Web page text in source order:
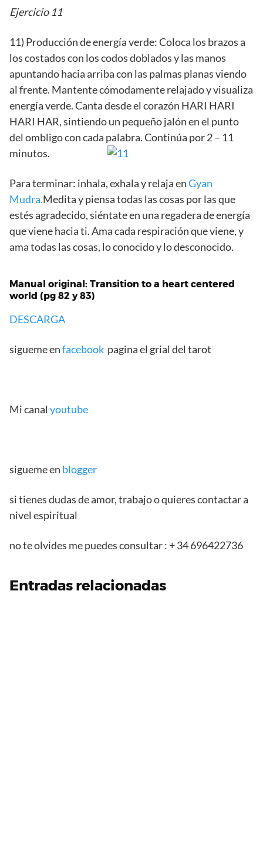
Ejercicio 11
11) Producción de energía verde: Coloca los brazos a
los costados con los codos doblados y las manos
apuntando hacia arriba con las palmas planas viendo
al frente. Mantente cómodamente relajado y visualiza
energía verde. Canta desde el corazón HARI HARI
HARI HAR, sintiendo un pequeño jalón en el punto
del ombligo con cada palabra. Continúa por 2 – 11
minutos.
Para terminar: inhala, exhala y relaja enGyan
Mudra.Medita y piensa todas las cosas por las que
estés agradecido, siéntate en una regadera de energía
que viene hacia ti. Ama cada respiración que viene, y
ama todas las cosas, lo conocido y lo desconocido.
Manual original: Transition to a heart centered
world (pg 82 y 83)
DESCARGA
sigueme enfacebook pagina el grial del tarot
Mi canal youtube
sigueme en blogger
si tienes dudas de amor, trabajo o quieres contactar a
nivel espiritual
no te olvides me puedes consultar : + 34 696422736
Entradas relacionadas